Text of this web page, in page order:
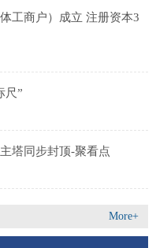
工商户）成立 注册资本3
尺”
塔同步封顶-聚看点
More+